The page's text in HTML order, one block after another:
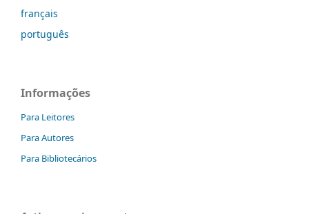
français
português
Informações
Para Leitores
Para Autores
Para Bibliotecários